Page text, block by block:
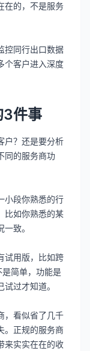
在的，不是服务
控同行出口数据
个客户进入深度
3件事
户？还是要分析
同的服务商功
小段你熟悉的行
比如你熟悉的某
致。
试用版，比如跨
是简单，功能是
过才知道。
，看似省了几千
。正规的服务商
来实实在在的收